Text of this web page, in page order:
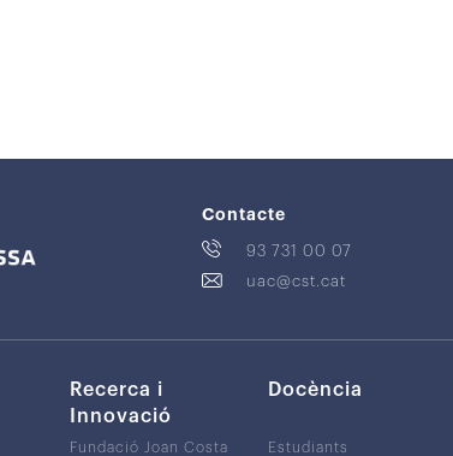
Contacte
93 731 00 07
uac@cst.cat
Recerca i
Innovació
Fundació Joan Costa
Docència
Estudiants